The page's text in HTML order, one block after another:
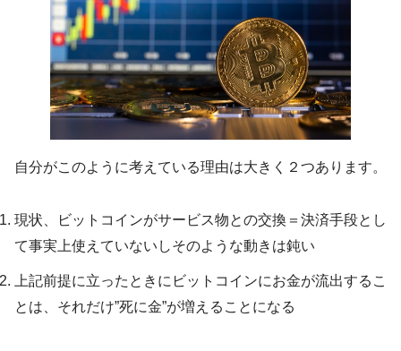
自分がこのように考えている理由は大きく２つあります。
現状、ビットコインがサービス物との交換＝決済手段とし
て事実上使えていないしそのような動きは鈍い
上記前提に立ったときにビットコインにお金が流出するこ
とは、それだけ”死に金”が増えることになる